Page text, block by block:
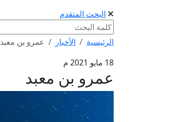
البحث المتقدم
الرئيسية الأخبار
عمرو بن معبد
18 مايو 2021 م
عمرو بن معبد